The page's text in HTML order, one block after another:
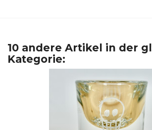
10 andere Artikel in der
Kategorie: